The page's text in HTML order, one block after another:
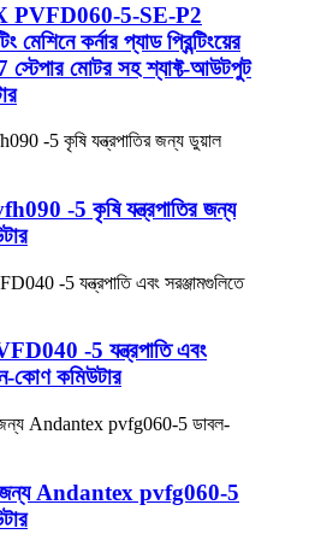
PVFD060-5-SE-P2
মেশিনে কর্নার প্যাড প্রিন্টিংয়ের
মোটর সহ শ্যাফ্ট-আউটপুট
-5 কৃষি যন্ত্রপাতির জন্য
-5 যন্ত্রপাতি এবং
কোণ কমিউটার
জন্য Andantex pvfg060-5